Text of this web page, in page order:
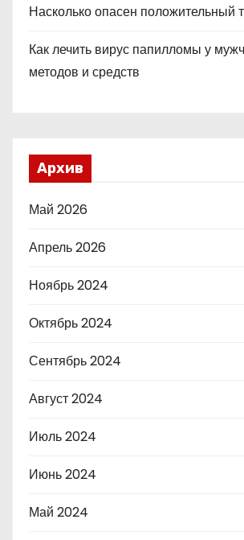
Насколько опасен положительный
Как лечить вирус папилломы у
методов и средств
Архив
Май 2026
Апрель 2026
Ноябрь 2024
Октябрь 2024
Сентябрь 2024
Август 2024
Июль 2024
Июнь 2024
Май 2024